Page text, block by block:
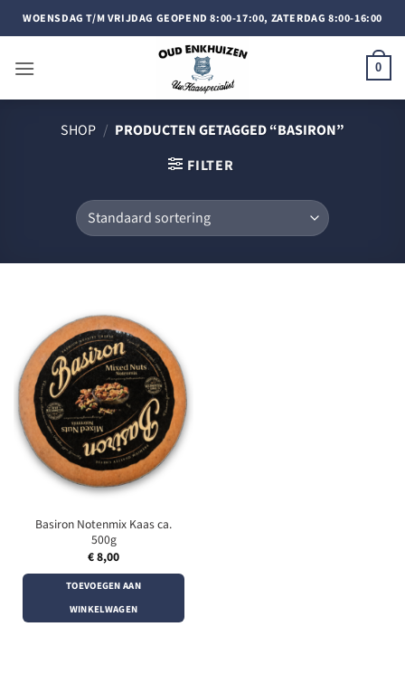
Doorgaan
naar
WOENSDAG T/M VRIJDAG GEOPEND 8:00-17:00, ZATERDAG 8:00-16:00
0
SHOP / PRODUCTEN GETAGGED “BASIRON”
FILTER
Basiron Notenmix Kaas ca.
500g
€8,00
TOEVOEGEN AAN
WINKELWAGEN